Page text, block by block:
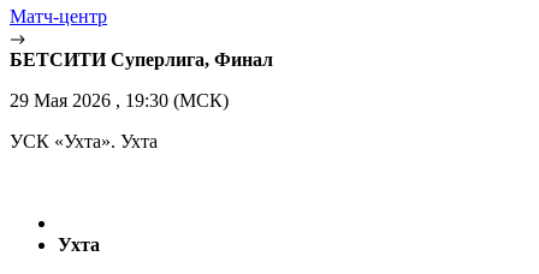
Матч-центр
БЕТСИТИ Суперлига, Финал
29 Мая 2026 , 19:30 (МСК)
УСК «Ухта». Ухта
Ухта